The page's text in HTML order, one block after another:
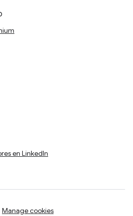
en LinkedIn
Manage cookies